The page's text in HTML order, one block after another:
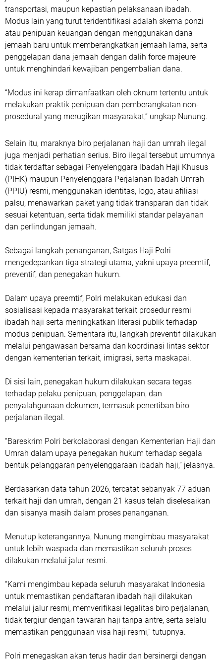
transportasi, maupun kepastian pelaksanaan ibadah.
Modus lain yang turut teridentifikasi adalah skema ponzi
atau penipuan keuangan dengan menggunakan dana
jemaah baru untuk memberangkatkan jemaah lama, serta
penggelapan dana jemaah dengan dalih force majeure
untuk menghindari kewajiban pengembalian dana.
“Modus ini kerap dimanfaatkan oleh oknum tertentu untuk
melakukan praktik penipuan dan pemberangkatan non-
prosedural yang merugikan masyarakat,” ungkap Nunung.
Selain itu, maraknya biro perjalanan haji dan umrah ilegal
juga menjadi perhatian serius. Biro ilegal tersebut umumnya
tidak terdaftar sebagai Penyelenggara Ibadah Haji Khusus
(PIHK) maupun Penyelenggara Perjalanan Ibadah Umrah
(PPIU) resmi, menggunakan identitas, logo, atau afiliasi
palsu, menawarkan paket yang tidak transparan dan tidak
sesuai ketentuan, serta tidak memiliki standar pelayanan
dan perlindungan jemaah.
Sebagai langkah penanganan, Satgas Haji Polri
mengedepankan tiga strategi utama, yakni upaya preemtif,
preventif, dan penegakan hukum.
Dalam upaya preemtif, Polri melakukan edukasi dan
sosialisasi kepada masyarakat terkait prosedur resmi
ibadah haji serta meningkatkan literasi publik terhadap
modus penipuan. Sementara itu, langkah preventif dilakukan
melalui pengawasan bersama dan koordinasi lintas sektor
dengan kementerian terkait, imigrasi, serta maskapai.
Di sisi lain, penegakan hukum dilakukan secara tegas
terhadap pelaku penipuan, penggelapan, dan
penyalahgunaan dokumen, termasuk penertiban biro
perjalanan ilegal.
“Bareskrim Polri berkolaborasi dengan Kementerian Haji dan
Umrah dalam upaya penegakan hukum terhadap segala
bentuk pelanggaran penyelenggaraan ibadah haji,” jelasnya.
Berdasarkan data tahun 2026, tercatat sebanyak 77 aduan
terkait haji dan umrah, dengan 21 kasus telah diselesaikan
dan sisanya masih dalam proses penanganan.
Menutup keterangannya, Nunung mengimbau masyarakat
untuk lebih waspada dan memastikan seluruh proses
dilakukan melalui jalur resmi.
“Kami mengimbau kepada seluruh masyarakat Indonesia
untuk memastikan pendaftaran ibadah haji dilakukan
melalui jalur resmi, memverifikasi legalitas biro perjalanan,
tidak tergiur dengan tawaran haji tanpa antre, serta selalu
memastikan penggunaan visa haji resmi,” tutupnya.
Polri menegaskan akan terus hadir dan bersinergi dengan